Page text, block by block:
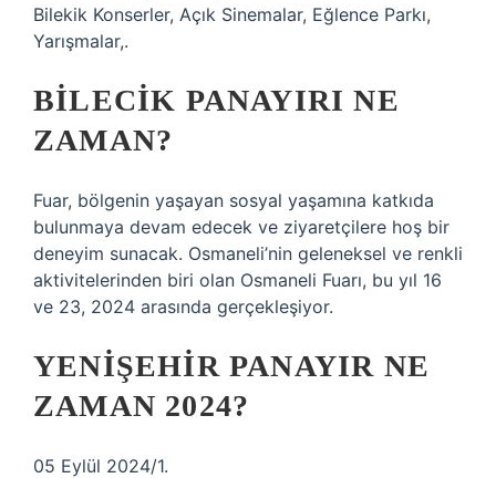
Bilekik Konserler, Açık Sinemalar, Eğlence Parkı,
Yarışmalar,.
BILECIK PANAYIRI NE
ZAMAN?
Fuar, bölgenin yaşayan sosyal yaşamına katkıda
bulunmaya devam edecek ve ziyaretçilere hoş bir
deneyim sunacak. Osmaneli’nin geleneksel ve renkli
aktivitelerinden biri olan Osmaneli Fuarı, bu yıl 16
ve 23, 2024 arasında gerçekleşiyor.
YENIŞEHIR PANAYIR NE
ZAMAN 2024?
05 Eylül 2024/1.